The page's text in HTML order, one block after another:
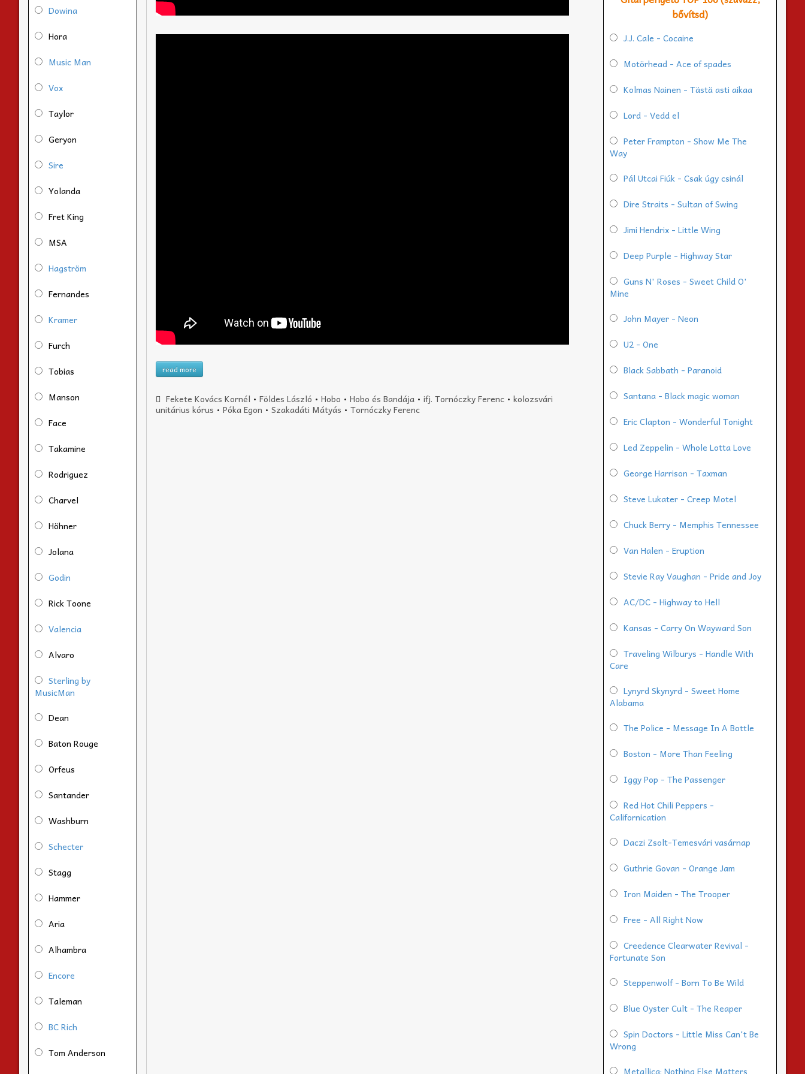
read more
Fekete Kovács Kornél • Földes László • Hobo • Hobo és Bandája• ifj. Tornóczky Ferenc• kolozsvári
unitárius kórus •Póka Egon •Szakadáti Mátyás •Tornóczky Ferenc
Dowina
Hora
Music Man
Vox
Taylor
Geryon
Sire
Yolanda
Fret King
MSA
Hagström
Fernandes
Kramer
Furch
Tobias
Manson
Face
Takamine
Rodriguez
Charvel
Höhner
Jolana
Godin
Rick Toone
Valencia
Alvaro
Sterling by
MusicMan
Dean
Baton Rouge
Orfeus
Santander
Washburn
Schecter
Stagg
Hammer
Aria
Alhambra
Encore
Taleman
BC Rich
Tom Anderson
bővítsd)
J.J. Cale - Cocaine
Motörhead - Ace of spades
Kolmas Nainen - Tästä asti aikaa
Lord - Vedd el
Peter Frampton - Show Me The
Way
Pál Utcai Fiúk - Csak úgy csinál
Dire Straits - Sultan of Swing
Jimi Hendrix - Little Wing
Deep Purple - Highway Star
Guns N' Roses - Sweet Child O'
Mine
John Mayer - Neon
U2 - One
Black Sabbath - Paranoid
Santana - Black magic woman
Eric Clapton - Wonderful Tonight
Led Zeppelin - Whole Lotta Love
George Harrison - Taxman
Steve Lukater - Creep Motel
Chuck Berry - Memphis Tennessee
Van Halen - Eruption
Stevie Ray Vaughan - Pride and Joy
AC/DC - Highway to Hell
Kansas - Carry On Wayward Son
Traveling Wilburys - Handle With
Care
Lynyrd Skynyrd - Sweet Home
Alabama
The Police - Message In A Bottle
Boston - More Than Feeling
Iggy Pop - The Passenger
Red Hot Chili Peppers -
Californication
Daczi Zsolt-Temesvári vasárnap
Guthrie Govan - Orange Jam
Iron Maiden - The Trooper
Free - All Right Now
Creedence Clearwater Revival -
Fortunate Son
Steppenwolf - Born To Be Wild
Blue Oyster Cult - The Reaper
Spin Doctors - Little Miss Can't Be
Wrong
Metallica: Nothing Else Matters